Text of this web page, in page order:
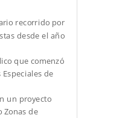
recorrido por
desde el año
que comenzó
de
un proyecto
Zonas de